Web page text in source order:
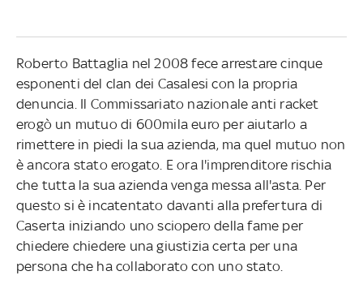
Roberto Battaglia nel 2008 fece arrestare cinque
esponenti del clan dei Casalesi con la propria
denuncia. Il Commissariato nazionale anti racket
erogò un mutuo di 600mila euro per aiutarlo a
rimettere in piedi la sua azienda, ma quel mutuo non
è ancora stato erogato. E ora l'imprenditore rischia
che tutta la sua azienda venga messa all'asta. Per
questo si è incatentato davanti alla prefertura di
Caserta iniziando uno sciopero della fame per
chiedere chiedere una giustizia certa per una
persona che ha collaborato con uno stato.